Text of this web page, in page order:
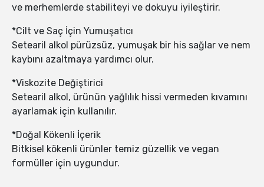
ve merhemlerde stabiliteyi ve dokuyu iyileştirir.
*Cilt ve Saç İçin Yumuşatıcı
Setearil alkol pürüzsüz, yumuşak bir his sağlar ve nem
kaybını azaltmaya yardımcı olur.
*Viskozite Değiştirici
Setearil alkol, ürünün yağlılık hissi vermeden kıvamını
ayarlamak için kullanılır.
*Doğal Kökenli İçerik
Bitkisel kökenli ürünler temiz güzellik ve vegan
formüller için uygundur.